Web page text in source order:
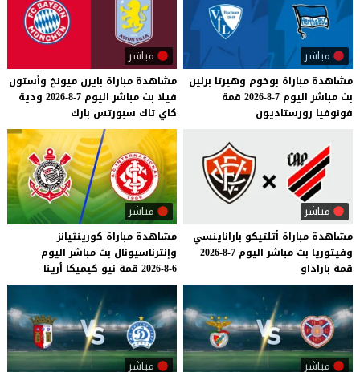
مباشر
مشاهدة مباراة بوخوم وهيرتا برلين
بث مباشر اليوم 7-8-2026
قمة
فونوفيا رورستاديون
مباشر
مشاهدة مباراة بايرن ميونخ وأستون
فيلا بث مباشر اليوم 7-8-2026
ودية
كاي تاك سبورتس بارك
مباشر
مشاهدة مباراة أتلتيكو باراناينسي
وفيتوريا بث مباشر اليوم 7-8-2026
قمة باراداو
مباشر
مشاهدة مباراة كورينثيانز
وإنترناسيونال بث مباشر اليوم
6-8-2026
قمة نيو كيميكا أرينا
مباشر مباشر